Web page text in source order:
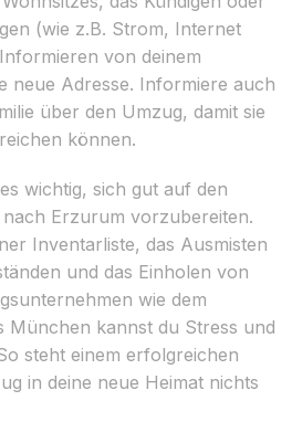
(wie z.B. Strom, Internet
von deinem
neue Adresse. Informiere auch
über den Umzug, damit sie
können.
wichtig, sich gut auf den
Erzurum vorzubereiten.
Inventarliste, das Ausmisten
und das Einholen von
wie dem
München kannst du Stress und
steht einem erfolgreichen
in deine neue Heimat nichts